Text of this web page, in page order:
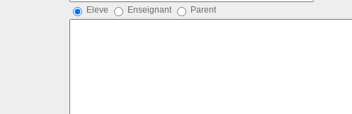
Eleve Enseignant Parent